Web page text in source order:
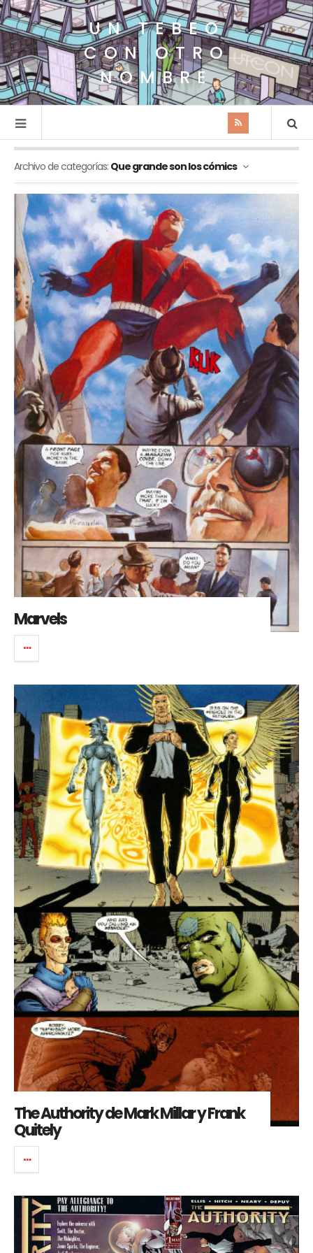
UN TEBEO
CON OTRO
NOMBRE
Archivo de categorías: Que grande son los cómics
Marvels
The Authority de Mark Millar y Frank
Quitely